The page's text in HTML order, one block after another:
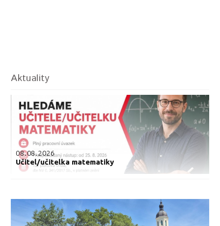
Aktuality
08.08.2026
Učitel/učitelka matematiky